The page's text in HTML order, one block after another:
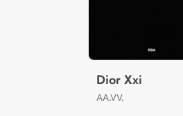
Dior Xxi
AA.VV.